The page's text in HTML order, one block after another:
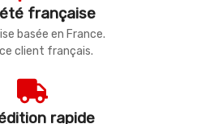
française
basée en France.
client français.
rapide